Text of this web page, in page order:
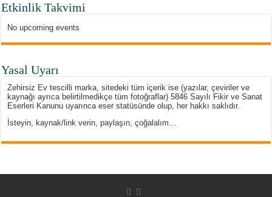
Etkinlik Takvimi
No upcoming events
Yasal Uyarı
Zehirsiz Ev tescilli marka, sitedeki tüm içerik ise (yazılar, çeviriler ve
kaynağı ayrıca belirtilmedikçe tüm fotoğraflar) 5846 Sayılı Fikir ve Sanat
Eserleri Kanunu uyarınca eser statüsünde olup, her hakkı saklıdır.
İsteyin, kaynak/link verin, paylaşın, çoğalalım…